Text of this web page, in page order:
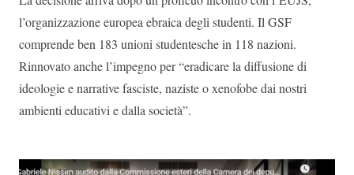
l’organizzazione europea ebraica degli studenti. Il GSF
comprende ben 183 unioni studentesche in 118 nazioni.
Rinnovato anche l’impegno per “eradicare la diffusione di
ideologie e narrative fasciste, naziste o xenofobe dai nostri
ambienti educativi e dalla società”.